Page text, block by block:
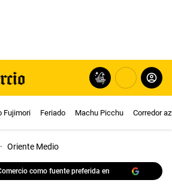
Fujimori Feriado Machu Picchu Corredor
· Oriente Medio
como fuente preferida en